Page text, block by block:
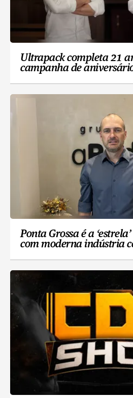
Ultrapack completa 21
campanha de
Ponta Grossa é a
com moderna indústria